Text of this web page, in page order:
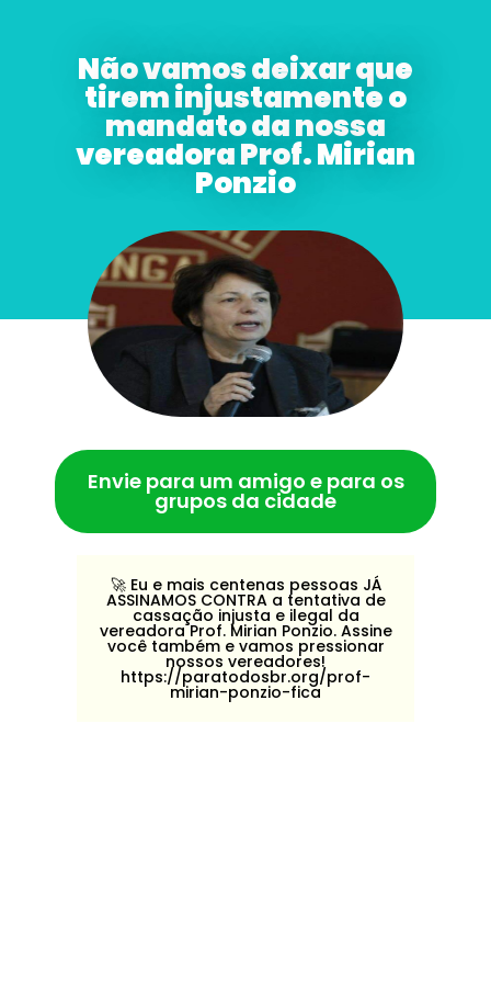
Não vamos deixar que
tirem injustamente o
mandato da nossa
vereadora Prof. Mirian
Ponzio
Envie para um amigo e para os
grupos da cidade
🚀️ Eu e mais centenas pessoas JÁ
ASSINAMOS CONTRA a tentativa de
cassação injusta e ilegal da
vereadora Prof. Mirian Ponzio. Assine
você também e vamos pressionar
nossos vereadores!
https://paratodosbr.org/prof-
mirian-ponzio-fica